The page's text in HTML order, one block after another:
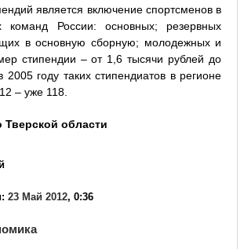
является включение спортсменов в
команд России: основных; резервных
в основную сборную; молодежных и
стипендии – от 1,6 тысячи рублей до
2005 году таких стипендиатов в регионе
– уже 118.
Тверской области
23 Май 2012, 0:36